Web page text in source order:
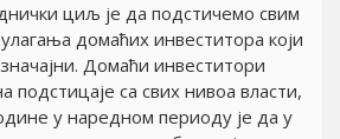
циљ је да подстичемо свим
домаћих инвеститора који
Домаћи инвеститори
подстицаје са свих нивоа власти,
у наредном периоду је да у